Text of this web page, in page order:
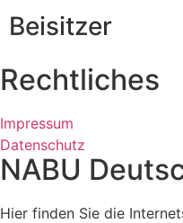
Beisitzer
Rechtliches
Impressum
Datenschutz
NABU
Hier finden Sie die